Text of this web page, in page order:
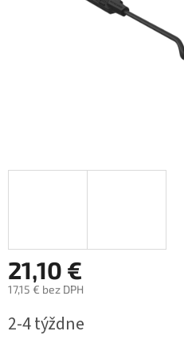
21,10 €
17,15 € bez DPH
cena:
2-4 týždne